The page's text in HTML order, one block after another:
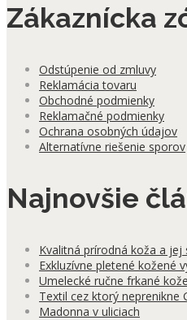
Zákaznícka
Odstúpenie od zmluvy
Reklamácia tovaru
Obchodné podmienky
Reklamačné podmienky
Ochrana osobných údajov
Alternatívne riešenie sporov
Najnovšie
Kvalitná prírodná koža a jej
Exkluzívne pletené kožené
Umelecké ručne frkané
Textil cez ktorý neprenikne
Madonna v uliciach